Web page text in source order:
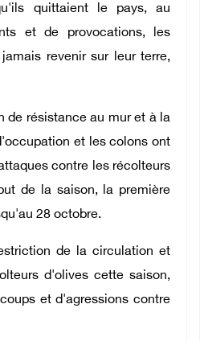
quittaient le pays, au
et de provocations, les
revenir sur leur terre,
de résistance au mur et à la
et les colons ont
contre les récolteurs
de la saison, la première
28 octobre.
de la circulation et
d'olives cette saison,
et d'agressions contre